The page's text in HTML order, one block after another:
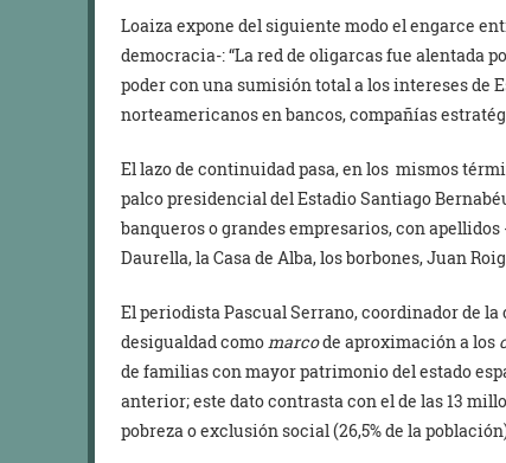
Loaiza expone del siguiente modo el engarce
democracia-: “La red de oligarcas fue alentada
poder con una sumisión total a los intereses de
norteamericanos en bancos, compañías
El lazo de continuidad pasa, en los mismos
palco presidencial del Estadio Santiago
banqueros o grandes empresarios, con
Daurella, la Casa de Alba, los borbones, Juan
El periodista Pascual Serrano, coordinador de
desigualdad como marcode aproximación a los
de familias con mayor patrimonio del estado
anterior; este dato contrasta con el de las 13
pobreza o exclusión social (26,5% de la